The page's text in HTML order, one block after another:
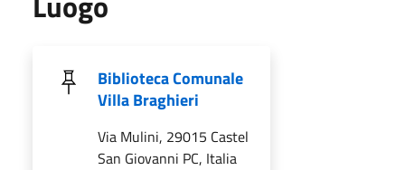
Biblioteca Comunale
Villa Braghieri
Via Mulini, 29015 Castel
San Giovanni PC, Italia